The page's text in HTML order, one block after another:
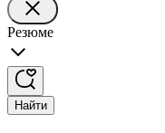
Резюме
Найти